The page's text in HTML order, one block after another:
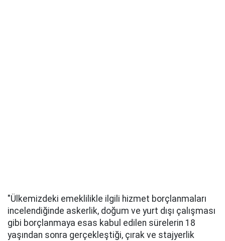
"Ülkemizdeki emeklilikle ilgili hizmet borçlanmaları
incelendiğinde askerlik, doğum ve yurt dışı çalışması
gibi borçlanmaya esas kabul edilen sürelerin 18
yaşından sonra gerçekleştiği, çırak ve stajyerlik